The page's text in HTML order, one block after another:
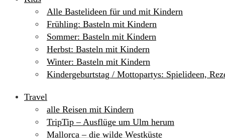
Alle Bastelideen für und mit Kindern
Frühling: Basteln mit Kindern
Sommer: Basteln mit Kindern
Herbst: Basteln mit Kindern
Winter: Basteln mit Kindern
Kindergeburtstag / Mottopartys: Spielideen,
Travel
alle Reisen mit Kindern
TripTip – Ausflüge um Ulm herum
Mallorca – die wilde Westküste